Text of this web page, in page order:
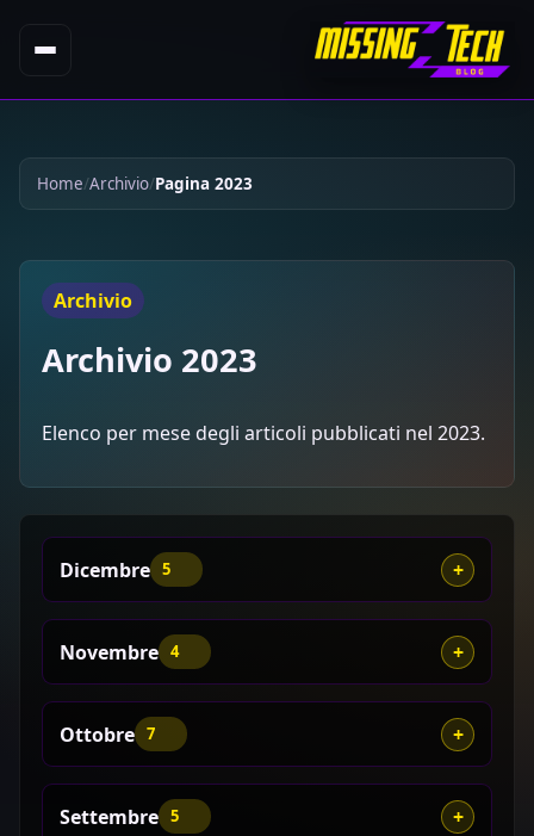
Home Archivio Pagina 2023
Archivio
Archivio 2023
Elenco per mese degli articoli pubblicati nel 2023.
Dicembre 5
Novembre 4
Ottobre 7
Settembre 5